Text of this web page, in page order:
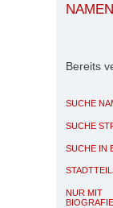
Bereits
SUCHE
SUCHE
SUCHE IN
NUR MIT